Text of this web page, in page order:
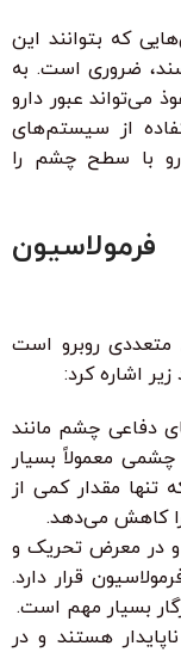
که بتوانند این
ضروری است. به
می‌تواند عبور دارو
از سیستم‌های
با سطح چشم را
متعددی روبرو است
اشاره کرد:
دفاعی چشم مانند
معمولاً بسیار
مقدار کمی از
کاهش می‌دهد.
در معرض تحریک و
قرار دارد.
بسیار مهم است.
هستند و در